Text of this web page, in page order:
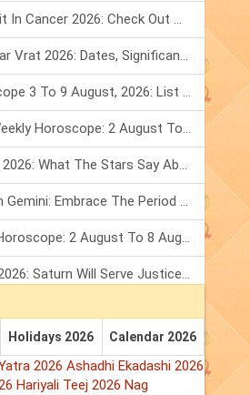
Mercury Transit In Cancer 2026: Check Out What It Brings For You
Shravan Somvar Vrat 2026: Dates, Significance & Rituals In August
Weekly Horoscope 3 To 9 August, 2026: List Of Fasts & Festivals
Numerology Weekly Horoscope: 2 August To 8 August, 2026
Friendship Day 2026: What The Stars Say About Your Best Friend!
Mars Transit In Gemini: Embrace The Period Full Of Energy & Intelligence
Tarot Weekly Horoscope: 2 August To 8 August, 2026
Shanivar Vrat 2026: Saturn Will Serve Justice In Sawan Month!
Holidays 2026 Calendar 2026
2026 Ashadhi Ekadashi 2026
Hariyali Teej 2026 Nag